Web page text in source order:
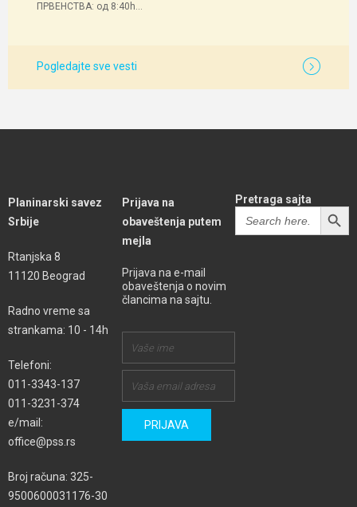
ПРВЕНСТВА: од 8:40h...
Pogledajte sve vesti
Planinarski savez
Srbije
Rtanjska 8
11120 Beograd
Radno vreme sa
strankama: 10 - 14h
Telefoni:
011-3343-137
011-3231-374
e/mail:
office@pss.rs
Broj računa: 325-
9500600031176-30
Prijava na
obaveštenja putem
mejla
Prijava na e-mail
obaveštenja o novim
člancima na sajtu.
Pretraga sajta
Search
for:
SEARCH